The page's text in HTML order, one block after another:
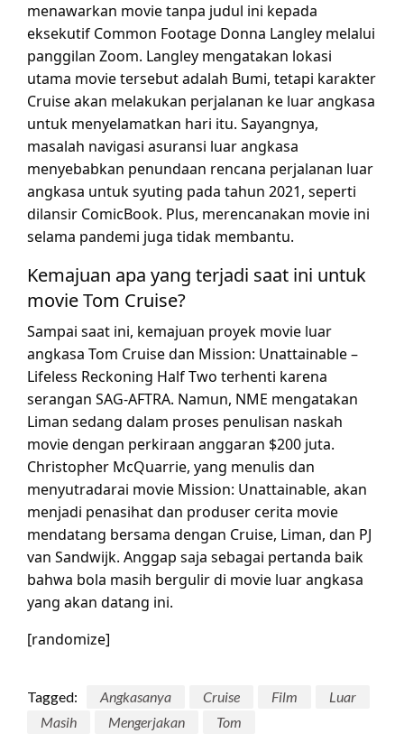
menawarkan movie tanpa judul ini kepada
eksekutif Common Footage Donna Langley melalui
panggilan Zoom. Langley mengatakan lokasi
utama movie tersebut adalah Bumi, tetapi karakter
Cruise akan melakukan perjalanan ke luar angkasa
untuk menyelamatkan hari itu. Sayangnya,
masalah navigasi asuransi luar angkasa
menyebabkan penundaan rencana perjalanan luar
angkasa untuk syuting pada tahun 2021, seperti
dilansir ComicBook. Plus, merencanakan movie ini
selama pandemi juga tidak membantu.
Kemajuan apa yang terjadi saat ini untuk
movie Tom Cruise?
Sampai saat ini, kemajuan proyek movie luar
angkasa Tom Cruise dan Mission: Unattainable –
Lifeless Reckoning Half Two terhenti karena
serangan SAG-AFTRA. Namun, NME mengatakan
Liman sedang dalam proses penulisan naskah
movie dengan perkiraan anggaran $200 juta.
Christopher McQuarrie, yang menulis dan
menyutradarai movie Mission: Unattainable, akan
menjadi penasihat dan produser cerita movie
mendatang bersama dengan Cruise, Liman, dan PJ
van Sandwijk. Anggap saja sebagai pertanda baik
bahwa bola masih bergulir di movie luar angkasa
yang akan datang ini.
[randomize]
Tagged: Angkasanya Cruise Film
Luar
Masih
Mengerjakan Tom